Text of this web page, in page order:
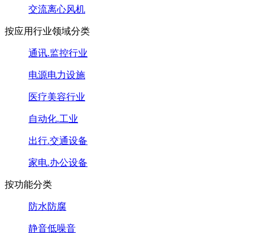
交流离心风机
按应用行业领域分类
通讯.监控行业
电源电力设施
医疗美容行业
自动化.工业
出行.交通设备
家电.办公设备
按功能分类
防水防腐
静音低噪音